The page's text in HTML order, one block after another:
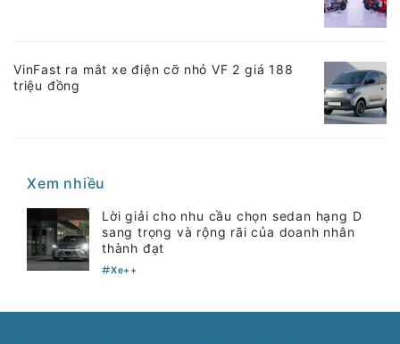
VinFast ra mắt xe điện cỡ nhỏ VF 2 giá 188
triệu đồng
Xem nhiều
Lời giải cho nhu cầu chọn sedan hạng D
sang trọng và rộng rãi của doanh nhân
thành đạt
Xe++